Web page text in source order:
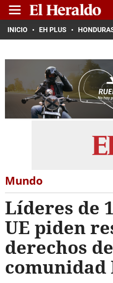
INICIO EH PLUS
Mundo
Líderes de
UE piden
derechos de
comunidad